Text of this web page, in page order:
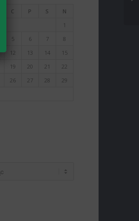
C P S
N
1
5 6 7
8
12 13 14
15
19 20 21
22
26 27 28
29